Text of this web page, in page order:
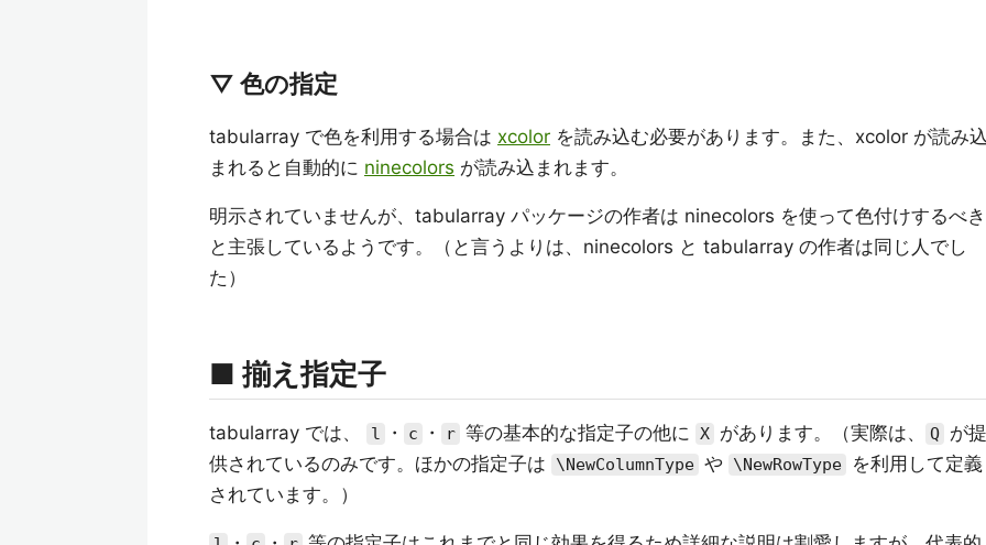
▽ 色の指定
tabularray で色を利用する場合は xcolor を読み込む必要があります。また、xcolor が読み
まれると自動的に ninecolors が読み込まれます。
明示されていませんが、tabularray パッケージの作者は ninecolors を使って色付けするべき
と主張しているようです。（と言うよりは、ninecolors と tabularray の作者は同じ人でし
た）
■ 揃え指定子
tabularray では、 l ・ c ・ r 等の基本的な指定子の他に X があります。（実際は、 Q が提
供されているのみです。ほかの指定子は
\NewColumnType や \NewRowType
を利用して定義
されています。）